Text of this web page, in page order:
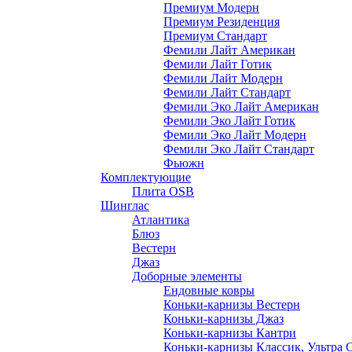
Премиум Модерн
Премиум Резиденция
Премиум Стандарт
Фемили Лайт Американ
Фемили Лайт Готик
Фемили Лайт Модерн
Фемили Лайт Стандарт
Фемили Эко Лайт Американ
Фемили Эко Лайт Готик
Фемили Эко Лайт Модерн
Фемили Эко Лайт Стандарт
Фьюжн
Комплектующие
Плита OSB
Шинглас
Атлантика
Блюз
Вестерн
Джаз
Доборные элементы
Ендовные ковры
Коньки-карнизы Вестерн
Коньки-карнизы Джаз
Коньки-карнизы Кантри
Коньки-карнизы Классик, Ультра